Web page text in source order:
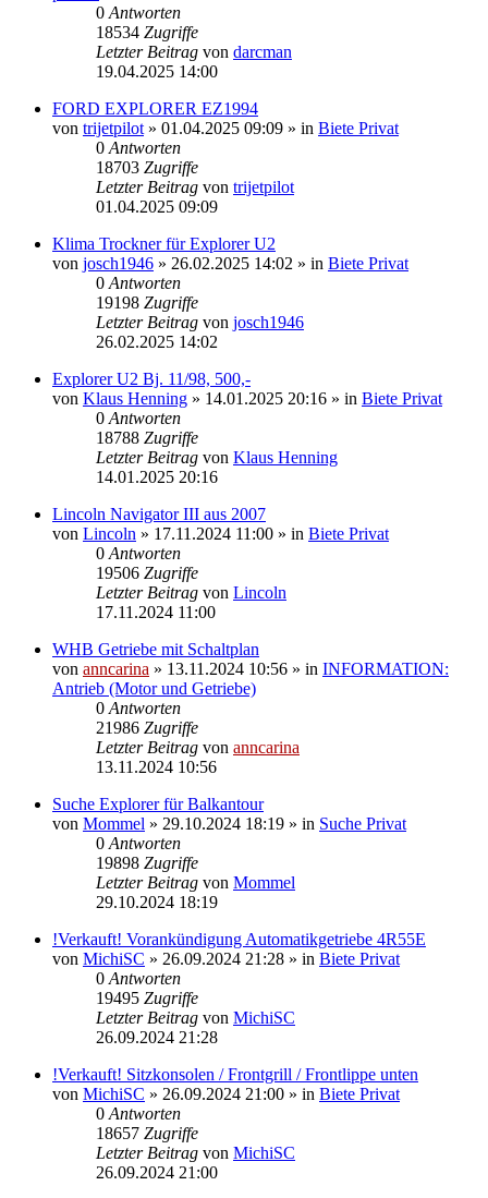
0 Antworten
18534 Zugriffe
Letzter Beitrag von darcman
19.04.2025 14:00
FORD EXPLORER EZ1994
von trijetpilot » 01.04.2025 09:09 » in Biete Privat
0 Antworten
18703 Zugriffe
Letzter Beitrag von trijetpilot
01.04.2025 09:09
Klima Trockner für Explorer U2
von josch1946 » 26.02.2025 14:02 » in Biete Privat
0 Antworten
19198 Zugriffe
Letzter Beitrag von josch1946
26.02.2025 14:02
Explorer U2 Bj. 11/98, 500,-
von Klaus Henning » 14.01.2025 20:16 » in Biete Privat
0 Antworten
18788 Zugriffe
Letzter Beitrag von Klaus Henning
14.01.2025 20:16
Lincoln Navigator III aus 2007
von Lincoln » 17.11.2024 11:00 » in Biete Privat
0 Antworten
19506 Zugriffe
Letzter Beitrag von Lincoln
17.11.2024 11:00
WHB Getriebe mit Schaltplan
von anncarina » 13.11.2024 10:56 » in INFORMATION:
Antrieb (Motor und Getriebe)
0 Antworten
21986 Zugriffe
Letzter Beitrag von anncarina
13.11.2024 10:56
Suche Explorer für Balkantour
von Mommel » 29.10.2024 18:19 » in Suche Privat
0 Antworten
19898 Zugriffe
Letzter Beitrag von Mommel
29.10.2024 18:19
!Verkauft! Vorankündigung Automatikgetriebe 4R55E
von MichiSC » 26.09.2024 21:28 » in Biete Privat
0 Antworten
19495 Zugriffe
Letzter Beitrag von MichiSC
26.09.2024 21:28
!Verkauft! Sitzkonsolen / Frontgrill / Frontlippe unten
von MichiSC » 26.09.2024 21:00 » in Biete Privat
0 Antworten
18657 Zugriffe
Letzter Beitrag von MichiSC
26.09.2024 21:00